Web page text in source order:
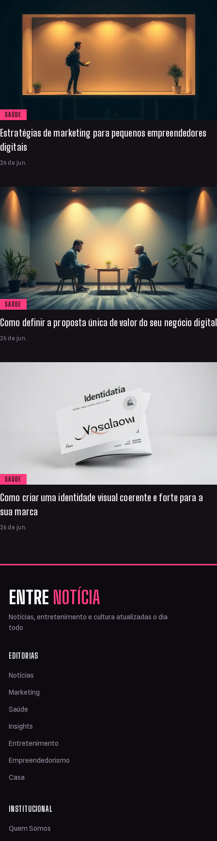
SAÚDE
Estratégias de marketing para pequenos empreendedores
digitais
26 de jun.
SAÚDE
Como definir a proposta única de valor do seu negócio digital
26 de jun.
SAÚDE
Como criar uma identidade visual coerente e forte para a
sua marca
26 de jun.
ENTRE NOTÍCIA
Notícias, entretenimento e cultura atualizadas o dia
todo
EDITORIAS
Notícias
Marketing
Saúde
Insights
Entretenimento
Empreendedorismo
Casa
INSTITUCIONAL
Quem Somos